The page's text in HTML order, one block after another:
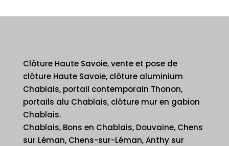
Clôture Haute Savoie, vente et pose de
clôture Haute Savoie, clôture aluminium
Chablais, portail contemporain Thonon,
portails alu Chablais, clôture mur en gabion
Chablais.
Chablais, Bons en Chablais, Douvaine, Chens
sur Léman, Chens-sur-Léman, Anthy sur